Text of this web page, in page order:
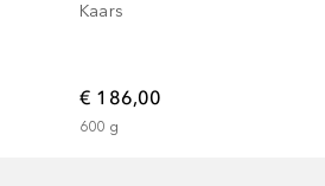
Kaars
€ 186,00
600 g